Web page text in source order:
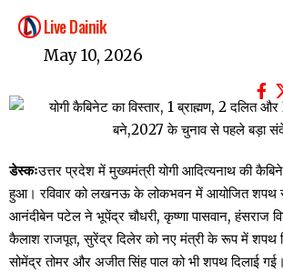
Live Dainik
May 10, 2026
डेस्कःउत्तर प्रदेश में मुख्यमंत्री योगी आदित्यनाथ की
हुआ। रविवार को लखनऊ के लोकभवन में आयोजित शपथ
आनंदीबेन पटेल ने भूपेंद्र चौधरी, कृष्णा पासवान, हंसराज
कैलाश राजपूत, सुरेंद्र दिलेर को नए मंत्री के रूप में शपथ
सोमेंद्र तोमर और अजीत सिंह पाल को भी शपथ दिलाई